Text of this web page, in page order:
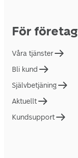
För företag
Våra tjänster
Bli kund
Självbetjäning
Aktuellt
Kundsupport